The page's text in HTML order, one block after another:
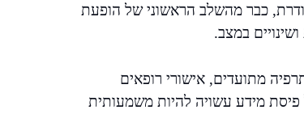
כבר מהשלב הראשוני של הופעת
במצב.
מתועדים, אישורי רופאים
פיסת מידע עשויה להיות משמעותית